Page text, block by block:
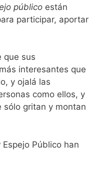
público están
participar, aportar
que sus
interesantes que
y ojalá las
como ellos, y
sólo gritan y montan
Público han